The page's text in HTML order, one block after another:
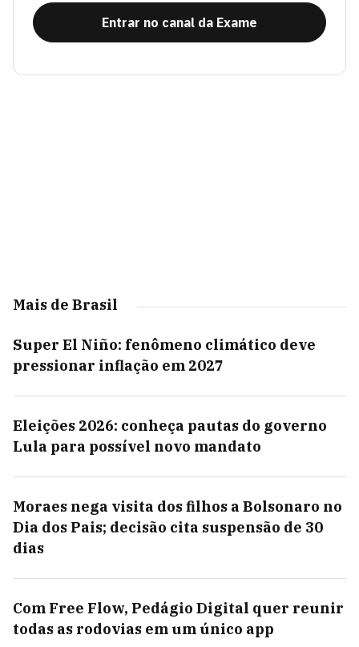
Entrar no canal da Exame
Mais de Brasil
Super El Niño: fenômeno climático deve
pressionar inflação em 2027
Eleições 2026: conheça pautas do governo
Lula para possível novo mandato
Moraes nega visita dos filhos a Bolsonaro no
Dia dos Pais; decisão cita suspensão de 30
dias
Com Free Flow, Pedágio Digital quer reunir
todas as rodovias em um único app